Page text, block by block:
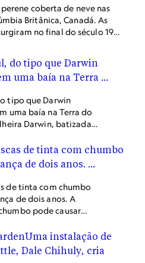
coberta de neve nas
Britânica, Canadá. As
no final do século 19,
tipo que Darwin
uma baía na Terra do
Darwin, batizada
ergue-se acima dela.
de tinta com chumbo
de dois anos. A
pode causar
ser fatal.